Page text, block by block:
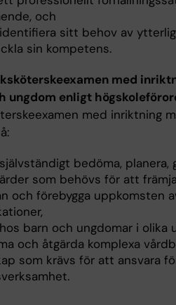
och
sitt behov av
sin kompetens.
med
ungdom enligt
med inriktning
bedöma, planera,
som behövs för att
och förebygga uppkomsten
barn och ungdomar i olika
och åtgärda komplexa
som krävs för att ansvara